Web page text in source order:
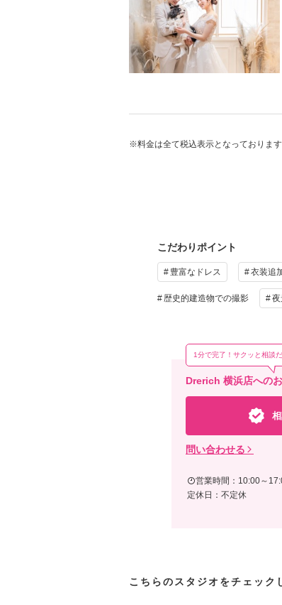
※料金は全て税込表示となっております
こだわりポイント
豊富なドレス 衣装追
歴史的建造物での撮影
Drerich 横浜店への
1分で完了！サクッと相談
問い合わせる
営業時間：10:00～
定休日：不定休
こちらのスタジオをチェック